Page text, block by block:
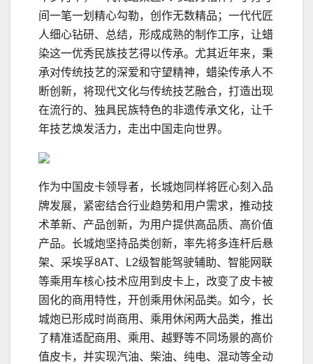
间一笔一划精心勾勒，创作无数精品；一代代匠
人细心钻研、总结，形成成熟的制作工序，让蜡
染这一优秀民族技艺得以传承。尤其近年来，秉
承对传统技艺的深爱和守望精神，蜡染传承人不
断创新，将现代文化与传统技艺融合，打造出现
在流行的、独具民族特色的非遗传承文化，让千
年技艺焕发活力，走出中国走向世界。
作为中国皮卡领导者，长城炮同样将匠心刻入品
牌发展，紧密结合行业趋势和用户需求，推动技
术革新、产品创新，为用户提供高品质、高价值
产品。长城炮坚持品类创新，率先将多连杆后悬
架、采埃孚8AT、L2级智能驾驶辅助、智能网联
等乘用车核心技术应用到皮卡上，改变了皮卡被
固化的商用特性，开创乘用休闲品类。如今，长
城炮已形成时尚商用、乘用休闲两大品类，推出
了精准适配商用、乘用、越野等不同场景的高价
值皮卡，并实现汽油、柴油、纯电、混动等全动